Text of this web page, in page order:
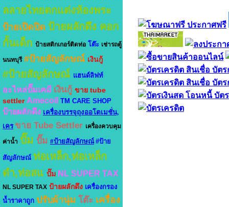
ลลายไทยตกแต่งห้องพระ
ป้ายเปิดปิด ป้ายผลักดึง คอก
กั้นเด็ก ป้ายสติกเกอร์ติดท่อ โต๊ะ เช่ารถตู้
นนทบุรี #ป้ายสัญลักษณ์ เงินกู้
#ป้ายสัญลักษณ์ แฮนด์ลิฟท์
อะไหล่ปั๊มเคมี เงินกู้ ขาย tube
settler Amecoil TM CARE SHOP
ป้ายผลักดึง เครื่องบรรจุถุงออโตเมชั่น,
เคร ขาย Tube Settler เครื่องควบคุม
ค่าน้ำ ปั๊ม ปั๊ม #ป้ายสัญลักษณ์ #ป้าย
สัญลักษณ์ ท่อเหล็ก,ท่อเหล็ก
ดำ,ท่อสแ ปั๊ม NL SUPER TAX
NL SUPER TAX ป้ายผลักดึง เครื่องกรอง
น้ำราคาถูก ปรับผ้านุ่ม โต๊ะ เครื่อง